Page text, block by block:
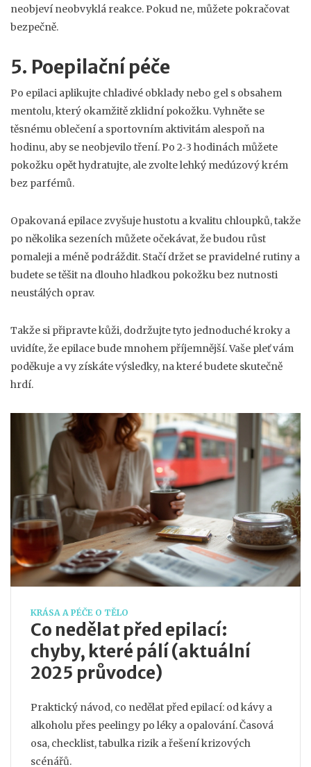
neobjeví neobvyklá reakce. Pokud ne, můžete pokračovat
bezpečně.
5. Poepilační péče
Po epilaci aplikujte chladivé obklady nebo gel s obsahem
mentolu, který okamžitě zklidní pokožku. Vyhněte se
těsnému oblečení a sportovním aktivitám alespoň na
hodinu, aby se neobjevilo tření. Po 2‑3 hodinách můžete
pokožku opět hydratujte, ale zvolte lehký medúzový krém
bez parfémů.
Opakovaná epilace zvyšuje hustotu a kvalitu chloupků, takže
po několika sezeních můžete očekávat, že budou růst
pomaleji a méně podráždit. Stačí držet se pravidelné rutiny a
budete se těšit na dlouho hladkou pokožku bez nutnosti
neustálých oprav.
Takže si připravte kůži, dodržujte tyto jednoduché kroky a
uvidíte, že epilace bude mnohem příjemnější. Vaše pleť vám
poděkuje a vy získáte výsledky, na které budete skutečně
hrdí.
KRÁSA A PÉČE O TĚLO
Co nedělat před epilací:
chyby, které pálí (aktuální
2025 průvodce)
Praktický návod, co nedělat před epilací: od kávy a
alkoholu přes peelingy po léky a opalování. Časová
osa, checklist, tabulka rizik a řešení krizových
scénářů.